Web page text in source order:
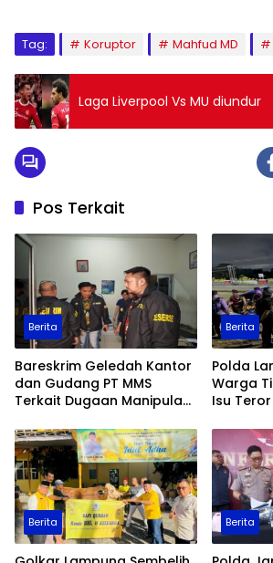
Tag: Koruptor Mahfud MD
Laga Liverpool Vs MU diundur
Pos Terkait
Berita
Bareskrim Geledah Kantor
dan Gudang PT MMS
Terkait Dugaan Manipulasi
Berita
Polda
Warga
Isu
Berita Berita